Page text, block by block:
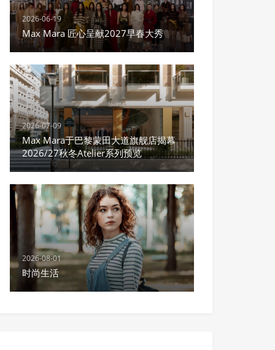
2026-06-19
Max Mara 匠心呈献2027早春大秀
2026-07-09
Max Mara于巴黎蒙田大道旗舰店揭幕
2026/27秋冬Atelier系列预览
2026-08-01
时尚生活